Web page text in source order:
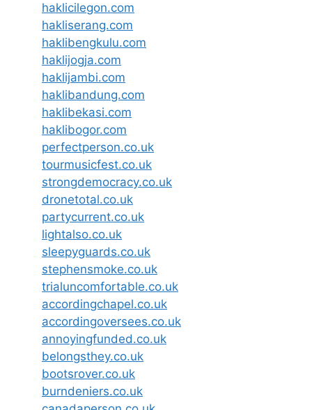
haklicilegon.com
hakliserang.com
haklibengkulu.com
haklijogja.com
haklijambi.com
haklibandung.com
haklibekasi.com
haklibogor.com
perfectperson.co.uk
tourmusicfest.co.uk
strongdemocracy.co.uk
dronetotal.co.uk
partycurrent.co.uk
lightalso.co.uk
sleepyguards.co.uk
stephensmoke.co.uk
trialuncomfortable.co.uk
accordingchapel.co.uk
accordingoversees.co.uk
annoyingfunded.co.uk
belongsthey.co.uk
bootsrover.co.uk
burndeniers.co.uk